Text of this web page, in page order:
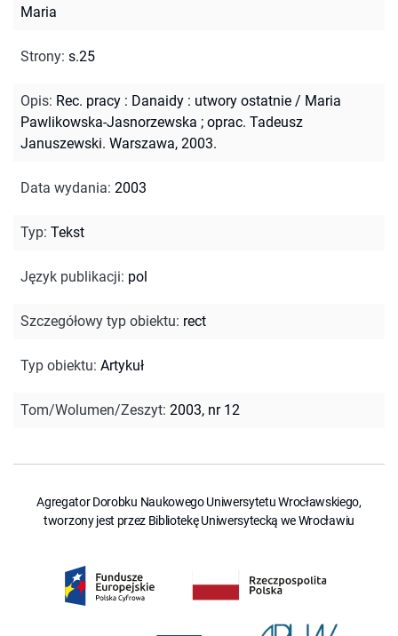
Maria
Strony: s.25
Opis: Rec. pracy : Danaidy : utwory ostatnie / Maria
Pawlikowska-Jasnorzewska ; oprac. Tadeusz
Januszewski. Warszawa, 2003.
Data wydania: 2003
Typ: Tekst
Język publikacji: pol
Szczegółowy typ obiektu: rect
Typ obiektu: Artykuł
Tom/Wolumen/Zeszyt: 2003, nr 12
Agregator Dorobku Naukowego Uniwersytetu Wrocławskiego,
tworzony jest przez Bibliotekę Uniwersytecką we Wrocławiu